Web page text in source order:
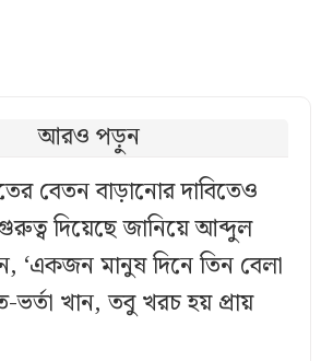
আরও পড়ুন
বেতন বাড়ানোর দাবিতেও
দিয়েছে জানিয়ে আব্দুল
‘একজন মানুষ দিনে তিন বেলা
ভর্তা খান, তবু খরচ হয় প্রায়